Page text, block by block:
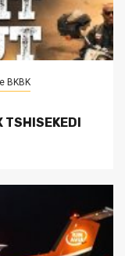
BKBK
TSHISEKEDI